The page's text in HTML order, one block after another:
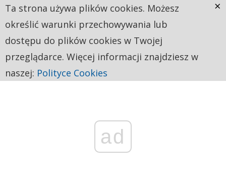
ad
Ta strona używa plików cookies. Możesz
określić warunki przechowywania lub
dostępu do plików cookies w Twojej
przeglądarce. Więcej informacji znajdziesz w
naszej: Polityce Cookies
×